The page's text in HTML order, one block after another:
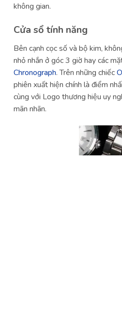
không gian.
Cửa sổ tính năng
Bên cạnh cọc số và bộ kim,
nhỏ nhắn ở góc 3 giờ hay các
Chronograph. Trên những chiếc
phiên xuất hiện chính là điểm
cùng với Logo thương hiệu uy
mãn nhãn.